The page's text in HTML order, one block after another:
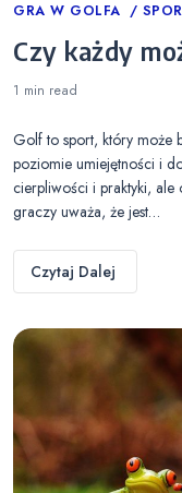
Categories
GRA W GOLFA
Czy każdy
1 min read
Golf to sport, który może
poziomie umiejętności i
cierpliwości i praktyki, ale
graczy uważa, że jest…
Czytaj Dalej